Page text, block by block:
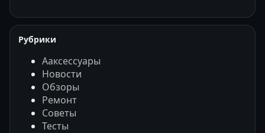
Рубрики
Ааксессуары
Новости
Обзоры
Ремонт
Советы
Тесты